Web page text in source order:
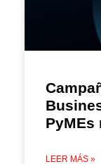
PyMEs
LEER MÁS »